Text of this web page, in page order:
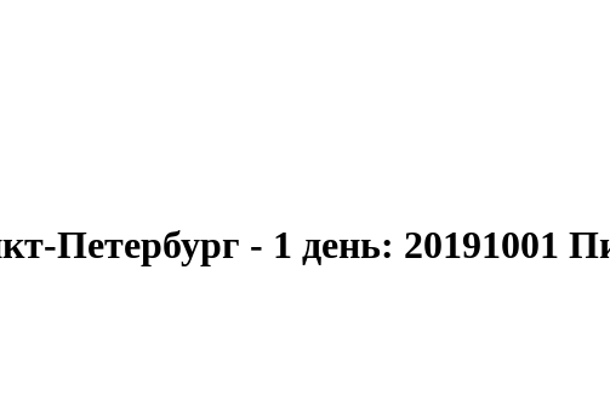
Петербург - 1 день: 20191001